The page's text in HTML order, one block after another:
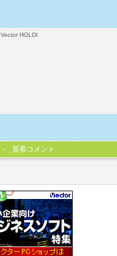
Vector HOLDI
新着コメント